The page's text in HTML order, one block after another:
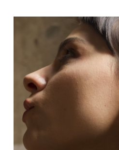
луки →
Договор публичной оферты